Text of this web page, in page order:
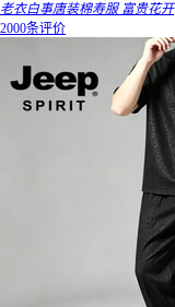
老衣白事唐装棉寿服 富贵花开
2000条评价